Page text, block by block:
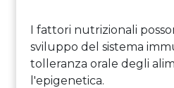
I fattori nutrizionali
sviluppo del sistema
tolleranza orale degli
l'epigenetica.